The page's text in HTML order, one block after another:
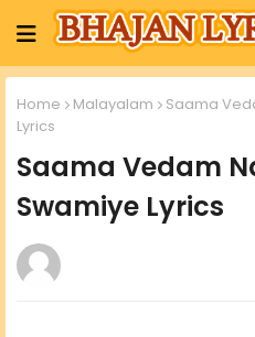
Home Malayalam
Saama
Lyrics
Saama Vedam
Swamiye Lyrics